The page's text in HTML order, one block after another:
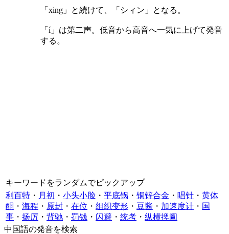
「xing」と続けて、「シィン」となる。
「í」は第二声。低音から高音へ一気に上げて発音
する。
キーワードをランダムでピックアップ
利百特 ・ 月初 ・ 小头小脸 ・ 平底锅 ・ 铜锌合金 ・ 唱针 ・ 黄体
酮 ・ 海程 ・ 原封 ・ 在位 ・ 组织变形 ・ 豆酱 ・ 加速度计 ・ 国
事 ・ 扬厉 ・ 背驰 ・ 罚钱 ・ 闪避 ・ 统考 ・ 纵横捭阖
中国語の発音を検索